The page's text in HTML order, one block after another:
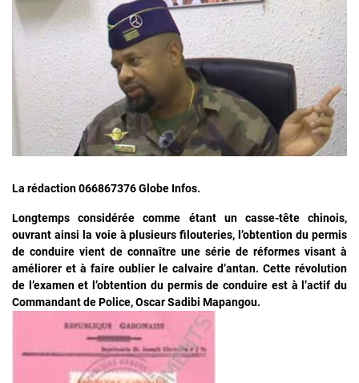
La rédaction 066867376 Globe Infos.
Longtemps considérée comme étant un casse-tête chinois,
ouvrant ainsi la voie à plusieurs filouteries, l’obtention du permis
de conduire vient de connaître une série de réformes visant à
améliorer et à faire oublier le calvaire d’antan. Cette révolution
de l’examen et l’obtention du permis de conduire est à l’actif du
Commandant de Police, Oscar Sadibi Mapangou.